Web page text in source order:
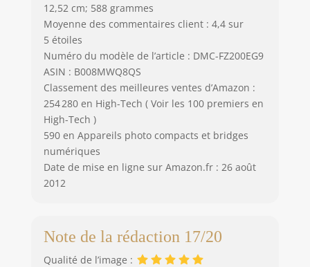
12,52 cm; 588 grammes
Moyenne des commentaires client : 4,4 sur
5 étoiles
Numéro du modèle de l’article : DMC-FZ200EG9
ASIN : B008MWQ8QS
Classement des meilleures ventes d’Amazon :
254 280 en High-Tech ( Voir les 100 premiers en
High-Tech )
590 en Appareils photo compacts et bridges
numériques
Date de mise en ligne sur Amazon.fr : 26 août
2012
Note de la rédaction 17/20
Qualité de l’image :